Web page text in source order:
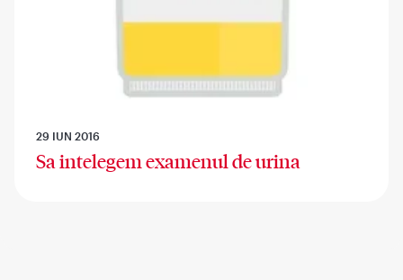
29 IUN 2016
Sa intelegem examenul de urina